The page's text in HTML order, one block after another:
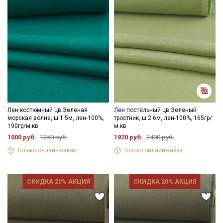
Лен костюмный цв.Зеленая
морская волна, ш.1.5м, лен-100%,
190гр/м.кв
1000 руб. 1250 руб.
Только онлайн-заказ
Лен постельный цв.Зеленый
тростник, ш.2.6м, лен-100%, 165гр/
м.кв
1920 руб. 2400 руб.
Только онлайн-заказ
СКИДКА 20% АКЦИЯ СКИДКА 20% АКЦИЯ
Секретная рассылка от Купава
Мы публикуем здесь дополнительные